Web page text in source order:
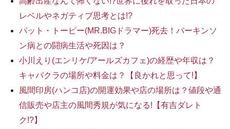
レベルやネガティブ思考とは!?
パット・トーピー(MR.BIGドラマー)死去！パーキンソ
ン病との闘病生活や死因は？
小川えり(エンリケ/アールズカフェ)の経歴や年収は？
キャバクラの場所や料金は？【良かれと思って!】
風間印房(ハンコ店)の開運効果や店の場所は？値段や通
信販売や店主の風間秀規が気になる!【有吉ダレト
ク!?】